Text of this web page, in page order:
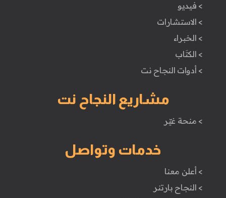
> فيديو
> الاستشارات
> الخبراء
> الكتَاب
> أدوات النجاح نت
مشاريع النجاح نت
> منحة غيّر
خدمات وتواصل
> أعلن معنا
> النجاح بارتنر